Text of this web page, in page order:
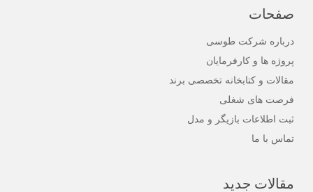
صفحات
درباره شرکت طوسی
پروژه ها و کارفرمایان
مقالات و کتابخانه تخصصی برند
فرصت های شغلی
ثبت اطلاعات بازیگر و مدل
تماس با ما
مقالات جدید